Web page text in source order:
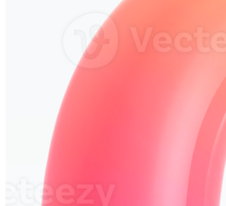
Images Éditoriales
Événements Éditoriaux